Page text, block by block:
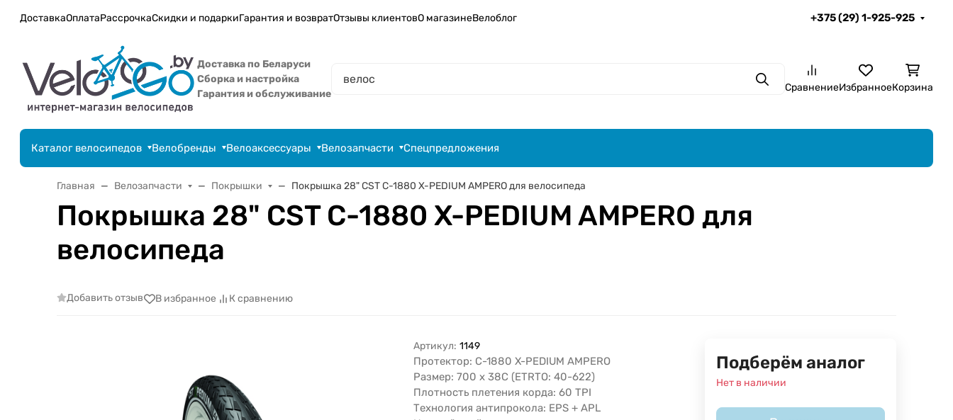
ДоставкаОплатаРассрочкаСкидки и подаркиГарантия и возвратОтзывы клиентовО магазинеВелоблог +375 (29) 1-925-925
Доставка по Беларуси
Сборка и настройка
Гарантия и обслуживание
ПоискСравнениеИзбранноеКорзина
Каталог велосипедов Велобренды Велоаксессуары Велозапчасти Спецпредложения
Главная Велозапчасти Покрышки Покрышка 28" CST C-1880 X-PEDIUM AMPERO для велосипеда
Покрышка 28" CST C-1880 X-PEDIUM AMPERO для
велосипеда
Добавить отзыв В избранное К сравнению
Артикул: 1149
Протектор: C-1880 X-PEDIUM AMPERO
Размер: 700 х 38C (ETRTO: 40-622)
Плотность плетения корда: 60 TPI
Технология антипрокола: EPS + APL
Подберём аналог
Нет в наличии